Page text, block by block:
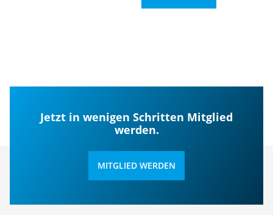
Jetzt in wenigen Schritten Mitglied
werden.
MITGLIED WERDEN